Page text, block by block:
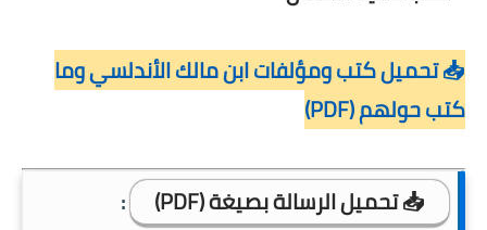
📥 تحميل كتب ومؤلفات ابن مالك الأندلسي وما
كتب حولهم (PDF)
📥 تحميل الرسالة بصيغة (PDF)
: